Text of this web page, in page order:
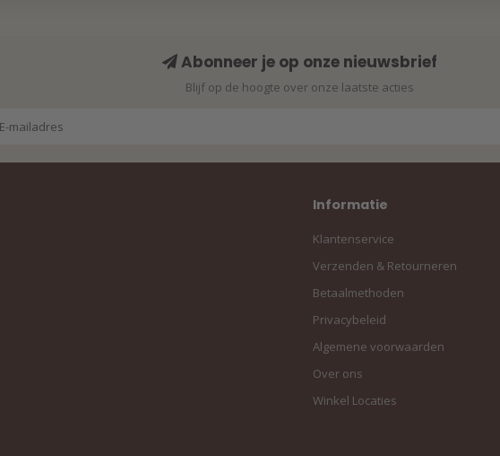
Abonneer je op onze nieuwsbrief
Blijf op de hoogte over onze laatste acties
Informatie
Klantenservice
Verzenden & Retourneren
Betaalmethoden
Privacybeleid
Algemene voorwaarden
Over ons
Winkel Locaties